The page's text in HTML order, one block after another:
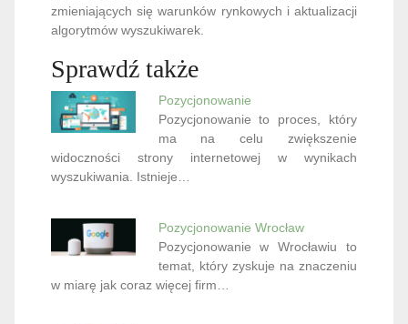
zmieniających się warunków rynkowych i aktualizacji
algorytmów wyszukiwarek.
Sprawdź także
Pozycjonowanie
Pozycjonowanie to proces, który
ma na celu zwiększenie
widoczności strony internetowej w wynikach
wyszukiwania. Istnieje…
Pozycjonowanie Wrocław
Pozycjonowanie w Wrocławiu to
temat, który zyskuje na znaczeniu
w miarę jak coraz więcej firm…